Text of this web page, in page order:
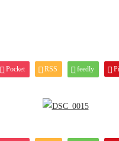
Pocket RSS feedly